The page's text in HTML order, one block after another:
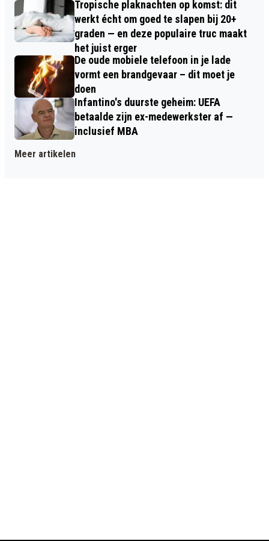
Tropische plaknachten op komst: dit
werkt écht om goed te slapen bij 20+
graden — en deze populaire truc maakt
het juist erger
De oude mobiele telefoon in je lade
vormt een brandgevaar – dit moet je
doen
Infantino's duurste geheim: UEFA
betaalde zijn ex-medewerkster af —
inclusief MBA
Meer artikelen